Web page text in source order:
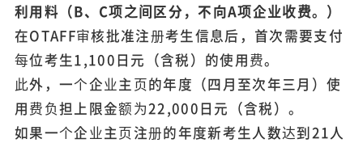
利用料（B、C项之间区分，不向A项企业收费。）
在OTAFF审核批准注册考生信息后，首次需要支付
每位考生1,100日元（含税）的使用费。
此外，一个企业主页的年度（四月至次年三月）使
用费负担上限金额为22,000日元（含税）。
如果一个企业主页注册的年度新考生人数达到21人